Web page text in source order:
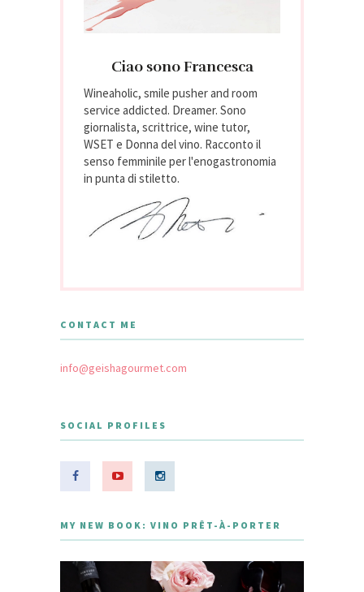
Ciao sono Francesca
Wineaholic, smile pusher and room
service addicted. Dreamer. Sono
giornalista, scrittrice, wine tutor,
WSET e Donna del vino. Racconto il
senso femminile per l'enogastronomia
in punta di stiletto.
CONTACT ME
info@geishagourmet.com
SOCIAL PROFILES
MY NEW BOOK: VINO PRÊT-À-PORTER